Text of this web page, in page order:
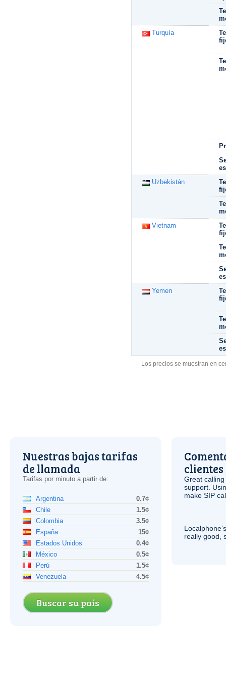
Turquía
Uzbekistán
Vietnam
Yemen
Los precios se muestran en
Nuestras bajas tarifas
de llamada
Tarifas por minuto a partir de:
Argentina
0.7¢
Chile
1.5¢
Colombia
3.5¢
España
15¢
Estados Unidos
0.4¢
México
0.5¢
Perú
1.5¢
Venezuela
4.5¢
Buscar su país
clientes
Great
support.
make SIP
really good,